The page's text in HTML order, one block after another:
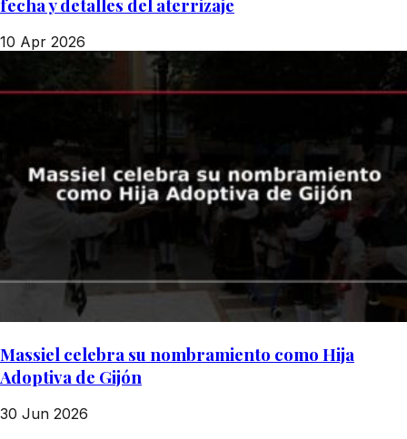
fecha y detalles del aterrizaje
10 Apr 2026
Massiel celebra su nombramiento como Hija
Adoptiva de Gijón
30 Jun 2026